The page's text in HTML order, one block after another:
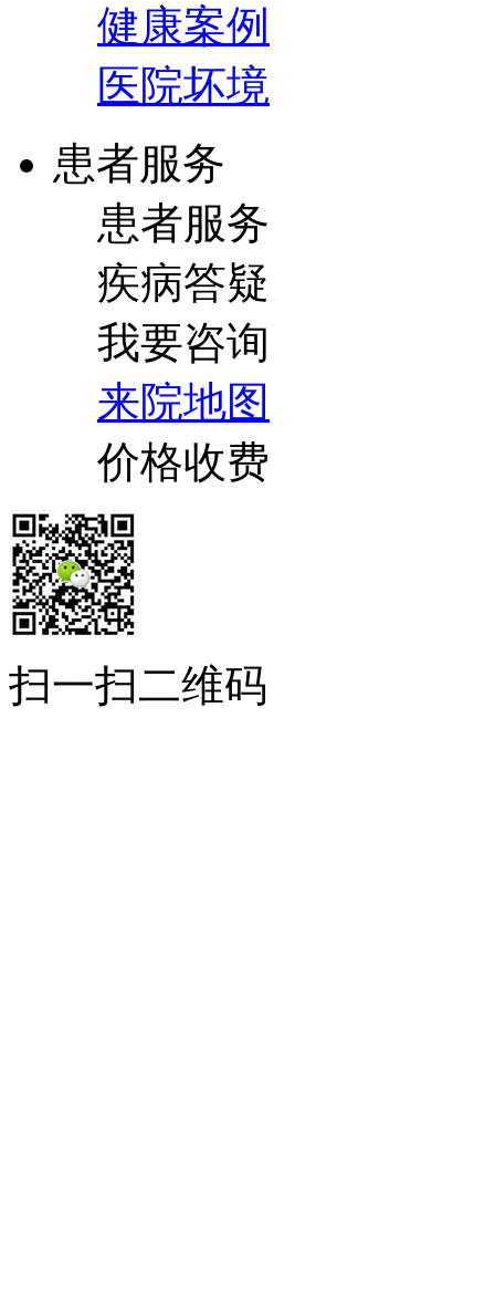
健康案例
医院坏境
患者服务
患者服务
疾病答疑
我要咨询
来院地图
价格收费
扫一扫二维码